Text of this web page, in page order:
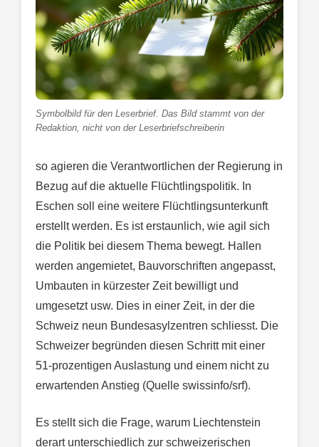
Symbolbild für den Leserbrief. Das Bild stammt von der
Redaktion, nicht von der Leserbriefschreiberin
so agieren die Verantwortlichen der Regierung in
Bezug auf die aktuelle Flüchtlingspolitik. In
Eschen soll eine weitere Flüchtlingsunterkunft
erstellt werden. Es ist erstaunlich, wie agil sich
die Politik bei diesem Thema bewegt. Hallen
werden angemietet, Bauvorschriften angepasst,
Umbauten in kürzester Zeit bewilligt und
umgesetzt usw. Dies in einer Zeit, in der die
Schweiz neun Bundesasylzentren schliesst. Die
Schweizer begründen diesen Schritt mit einer
51-prozentigen Auslastung und einem nicht zu
erwartenden Anstieg (Quelle swissinfo/srf).
Es stellt sich die Frage, warum Liechtenstein
derart unterschiedlich zur schweizerischen